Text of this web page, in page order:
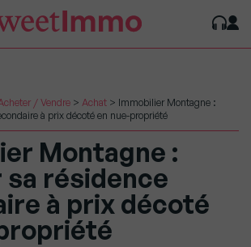
/ Vendre > Achat > Immobilier Montagne :
à prix décoté en nue-propriété
Montagne :
résidence
à prix décoté